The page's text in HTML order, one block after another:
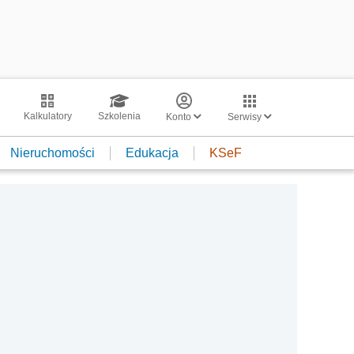
Kalkulatory Szkolenia Konto Serwisy
Nieruchomości Edukacja KSeF